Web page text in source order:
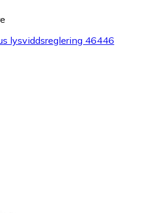
lysviddsreglering 46446